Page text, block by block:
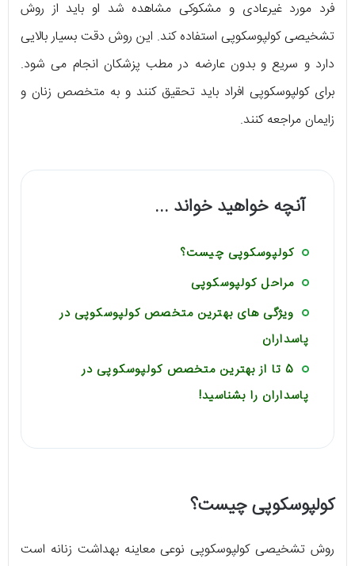
فرد مورد غیرعادی و مشکوکی مشاهده شد او باید از روش
تشخیصی کولپوسکوپی استفاده کند. این روش دقت بسیار بالایی
دارد و سریع و بدون عارضه در مطب پزشکان انجام می شود.
برای کولپوسکوپی افراد باید تحقیق کنند و به متخصص زنان و
زایمان مراجعه کنند.
آنچه خواهید خواند ...
کولپوسکوپی چیست؟
مراحل کولپوسکوپی
ویژگی های بهترین متخصص کولپوسکوپی در
پاسداران
5 تا از بهترین متخصص کولپوسکوپی در
پاسداران را بشناسید!
کولپوسکوپی چیست؟
روش تشخیصی کولپوسکوپی نوعی معاینه بهداشت زنانه است